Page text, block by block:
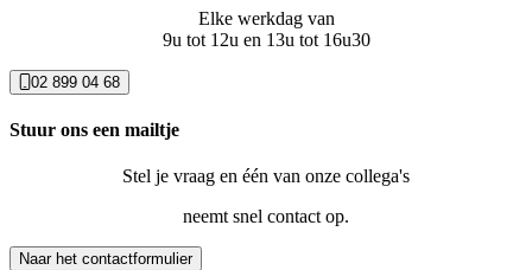
Elke werkdag van
9u tot 12u en 13u tot 16u30
02 899 04 68
Stuur ons een mailtje
Stel je vraag en één van onze collega's
neemt snel contact op.
Naar het contactformulier